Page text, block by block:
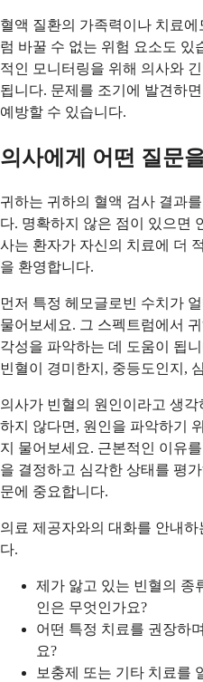
혈액 질환의 가족력이나 치료
럼 바꿀 수 없는 위험 요소도 있
적인 모니터링을 위해 의사와
됩니다. 문제를 조기에 발견하
예방할 수 있습니다.
의사에게 어떤 질문
귀하는 귀하의 혈액 검사 결과
다. 명확하지 않은 점이 있으면
사는 환자가 자신의 치료에 더
을 환영합니다.
먼저 특정 헤모글로빈 수치가
물어보세요. 그 스펙트럼에서
각성을 파악하는 데 도움이 됩
빈혈이 경미한지, 중등도인지,
의사가 빈혈의 원인이라고 생
하지 않다면, 원인을 파악하기
지 물어보세요. 근본적인 이유
을 결정하고 심각한 상태를 평
문에 중요합니다.
의료 제공자와의 대화를 안내
다.
제가 앓고 있는 빈혈의 종
인은 무엇인가요?
어떤 특정 치료를 권장하
요?
보충제 또는 기타 치료를